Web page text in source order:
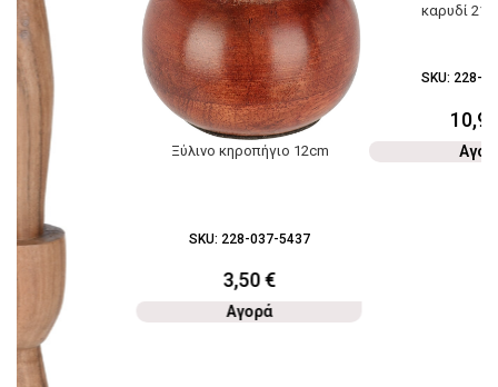
Ξύλινο κηροπήγιο 12cm
SKU: 228-037-5437
3,50€
Αγορά
καρυδί
SKU: 228-